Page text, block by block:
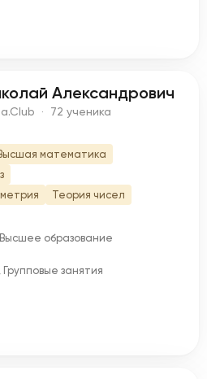
Александрович
· 72 ученика
математика
Теория чисел
образование
занятия